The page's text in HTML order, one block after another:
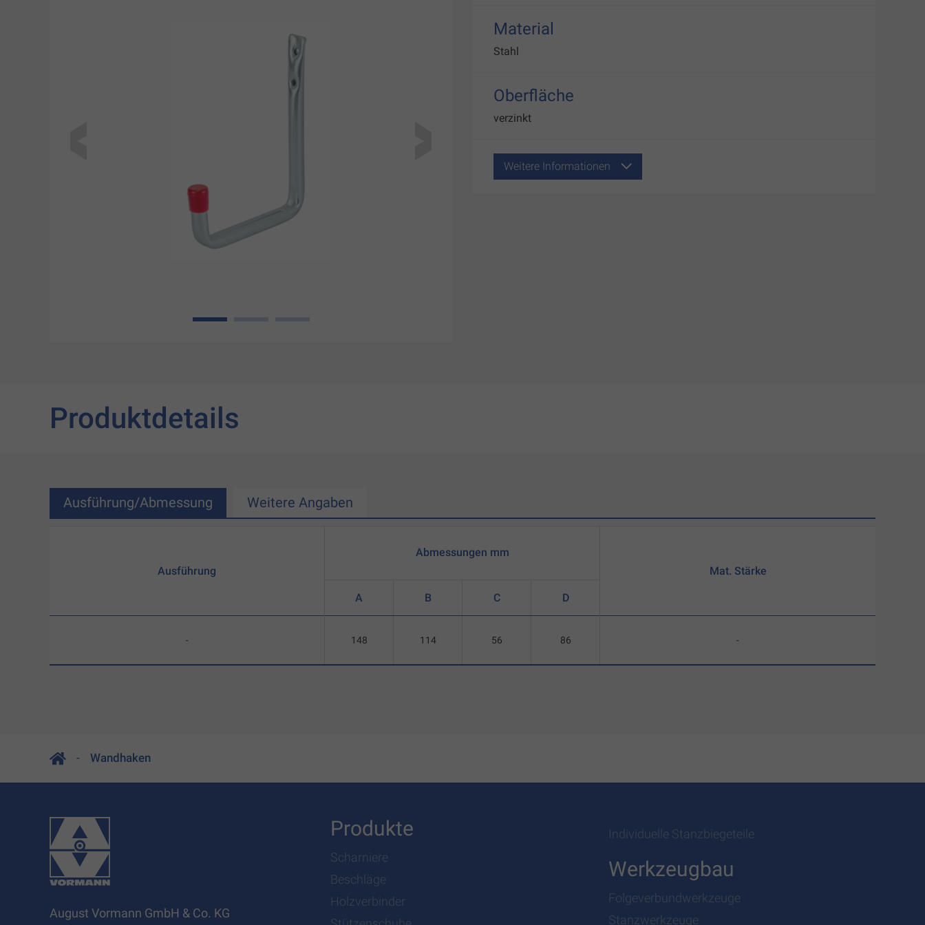
1
Material
Stahl
Oberfläche
verzinkt
Weitere Informationen
Produktdetails
Ausführung/Abmessung Weitere Angaben
Ausführung
-
Abmessungen mm
A B C D
148 114 56 86
Mat. Stärke
-
Wandhaken
August Vormann GmbH & Co. KG
Produkte
Scharniere
Beschläge
Holzverbinder
Individuelle Stanzbiegeteile
Werkzeugbau
Folgeverbundwerkzeuge
Stanzwerkzeuge